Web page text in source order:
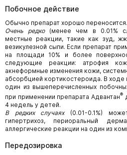
Побочное действие
Обычно препарат хорошо переносится.
Очень редко(менее чем в 0.01%
местные реакции, такие как зуд,
везикулезной сыпи. Если препарат
на площади 10% и более
следующие реакции: атрофия
акнеформные изменения кожи,
абсорбцией кортикостероида. В ходе
один из вышеперечисленных
при применении препарата Адвантан®
4 недель у детей.
В редких случаях(0.01-0.1%)
гипертрихоз, периоральный
аллергические реакции на один из
Передозировка